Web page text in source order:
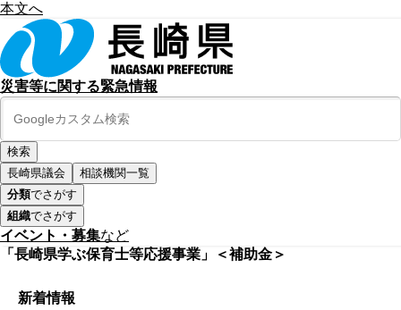
本文へ
災害等に関する緊急情報
長崎県議会
相談機関一覧
分類でさがす
組織でさがす
イベント・募集など
「長崎県学ぶ保育士等応援事業」＜補助金＞
新着情報